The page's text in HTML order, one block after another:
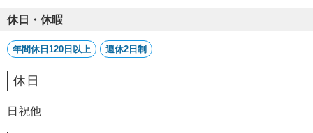
休日・休暇
年間休日120日以上 週休2日制
休日
日祝他